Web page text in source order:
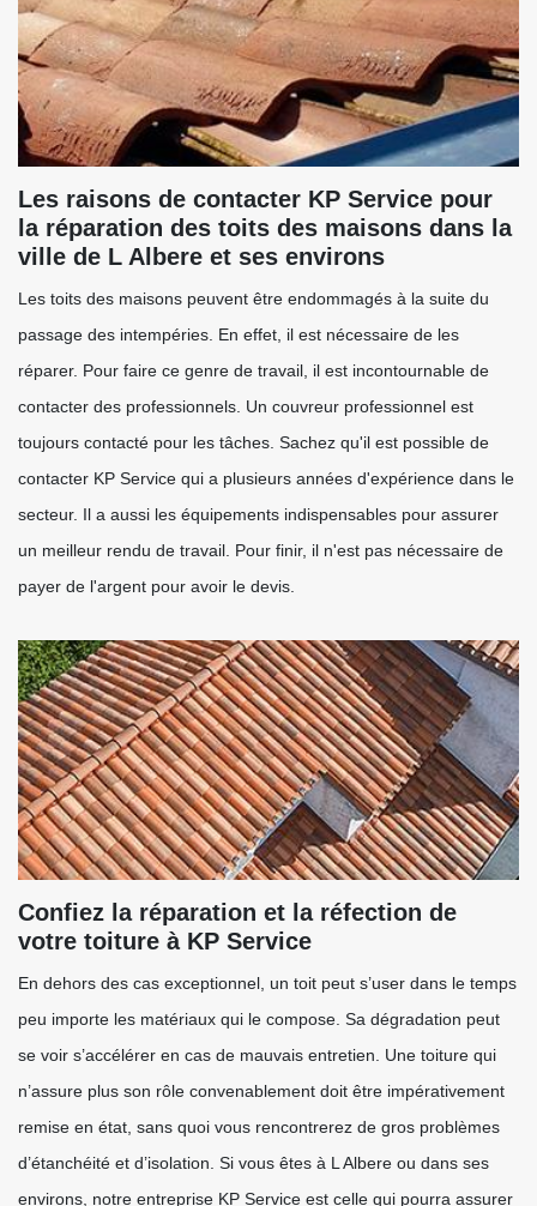
Les raisons de contacter KP Service pour
la réparation des toits des maisons dans la
ville de L Albere et ses environs
Les toits des maisons peuvent être endommagés à la suite du
passage des intempéries. En effet, il est nécessaire de les
réparer. Pour faire ce genre de travail, il est incontournable de
contacter des professionnels. Un couvreur professionnel est
toujours contacté pour les tâches. Sachez qu'il est possible de
contacter KP Service qui a plusieurs années d'expérience dans le
secteur. Il a aussi les équipements indispensables pour assurer
un meilleur rendu de travail. Pour finir, il n'est pas nécessaire de
payer de l'argent pour avoir le devis.
Confiez la réparation et la réfection de
votre toiture à KP Service
En dehors des cas exceptionnel, un toit peut s’user dans le temps
peu importe les matériaux qui le compose. Sa dégradation peut
se voir s’accélérer en cas de mauvais entretien. Une toiture qui
n’assure plus son rôle convenablement doit être impérativement
remise en état, sans quoi vous rencontrerez de gros problèmes
d’étanchéité et d’isolation. Si vous êtes à L Albere ou dans ses
environs, notre entreprise KP Service est celle qui pourra assurer